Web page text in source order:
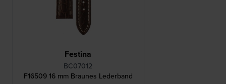
Festina
BC07012
F16509 16 mm Braunes Lederband